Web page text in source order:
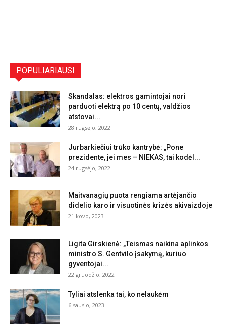
POPULIARIAUSI
Skandalas: elektros gamintojai nori
parduoti elektrą po 10 centų, valdžios
atstovai...
28 rugsėjo, 2022
Jurbarkiečiui trūko kantrybė: „Pone
prezidente, jei mes – NIEKAS, tai kodėl...
24 rugsėjo, 2022
Maitvanagių puota rengiama artėjančio
didelio karo ir visuotinės krizės akivaizdoje
21 kovo, 2023
Ligita Girskienė: „Teismas naikina aplinkos
ministro S. Gentvilo įsakymą, kuriuo
gyventojai...
22 gruodžio, 2022
Tyliai atslenka tai, ko nelaukėm
6 sausio, 2023